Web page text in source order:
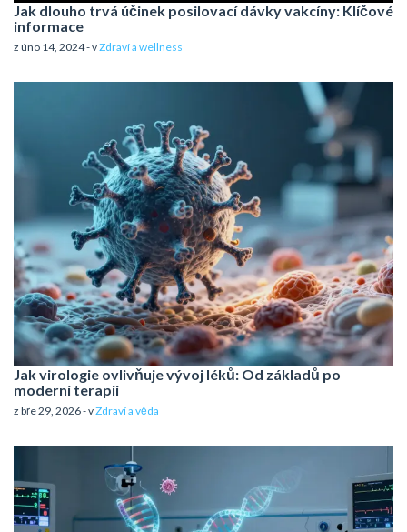
Jak dlouho trvá účinek posilovací dávky vakcíny: Klíčové
informace
z úno 14, 2024 - vZdraví a wellness
Jak virologie ovlivňuje vývoj léků: Od základů po
moderní terapii
z bře 29, 2026 - vZdraví a věda